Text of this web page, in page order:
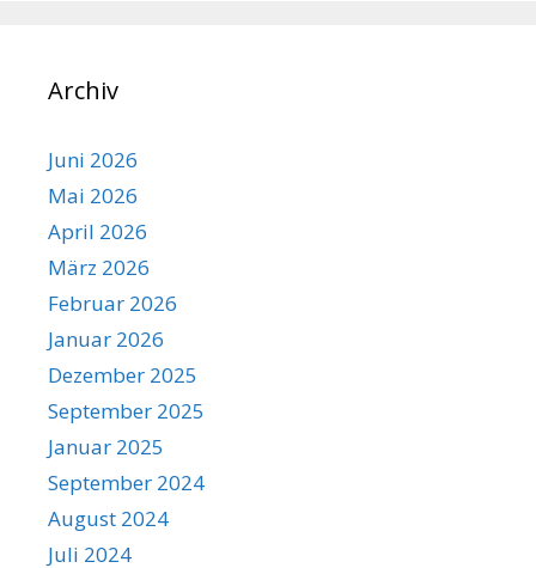
Archiv
Juni 2026
Mai 2026
April 2026
März 2026
Februar 2026
Januar 2026
Dezember 2025
September 2025
Januar 2025
September 2024
August 2024
Juli 2024